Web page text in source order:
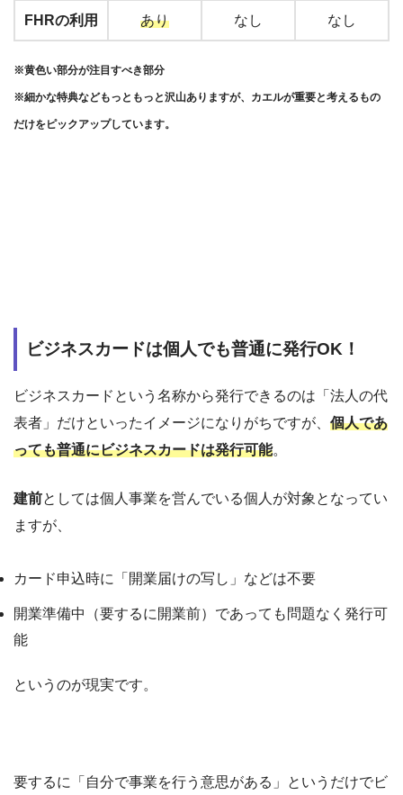
FHRの利用 あり なし なし
※黄色い部分が注目すべき部分
※細かな特典などもっともっと沢山ありますが、カエルが重要と考えるもの
だけをピックアップしています。
ビジネスカードは個人でも普通に発行OK！
ビジネスカードという名称から発行できるのは「法人の代
表者」だけといったイメージになりがちですが、 個人であ
っても普通にビジネスカードは発行可能。
建前としては個人事業を営んでいる個人が対象となってい
ますが、
カード申込時に「開業届けの写し」などは不要
開業準備中（要するに開業前）であっても問題なく発行可
能
というのが現実です。
要するに「自分で事業を行う意思がある」というだけでビ